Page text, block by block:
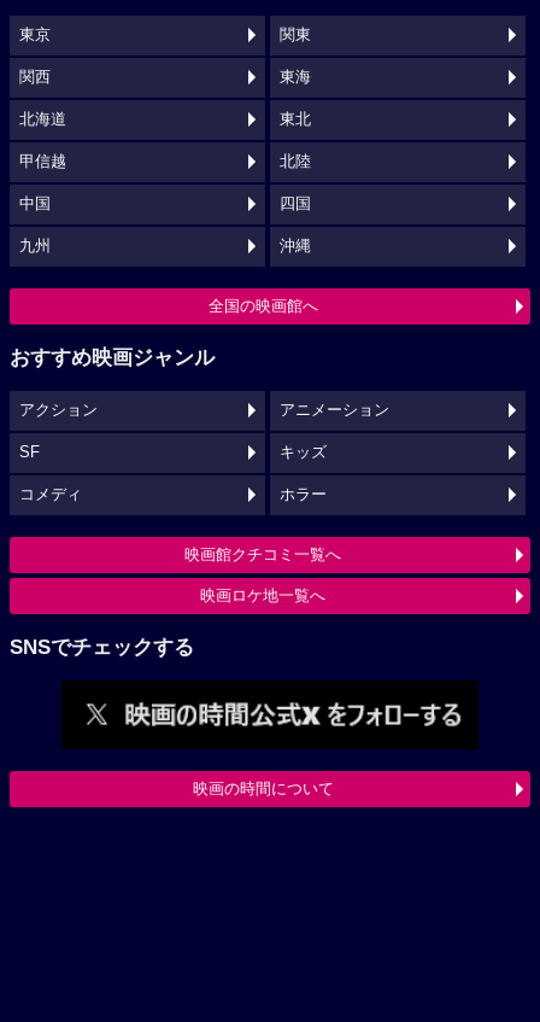
東京 関東
関西 東海
北海道 東北
甲信越 北陸
中国 四国
九州 沖縄
全国の映画館へ
おすすめ映画ジャンル
アクション アニメーション
SF キッズ
コメディ ホラー
映画館クチコミ一覧へ
映画ロケ地一覧へ
SNSでチェックする
映画の時間について